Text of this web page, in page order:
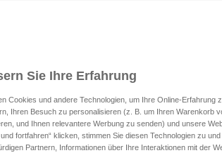
Sie Ihre Erfahrung
Cookies und andere Technologien, um Ihre Online-Erfahrung
Ihren Besuch zu personalisieren (z. B. um Ihren Warenkorb
und Ihnen relevantere Werbung zu senden) und unsere
fortfahren“ klicken, stimmen Sie diesen Technologien zu
Partnern, Informationen über Ihre Interaktionen mit der